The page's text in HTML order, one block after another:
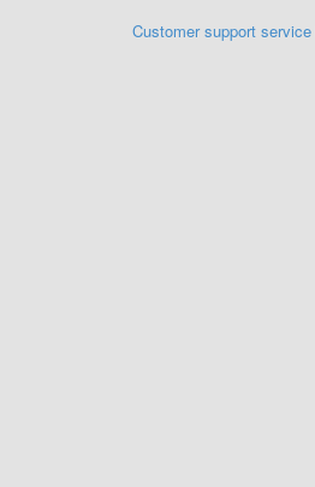
Customer support service